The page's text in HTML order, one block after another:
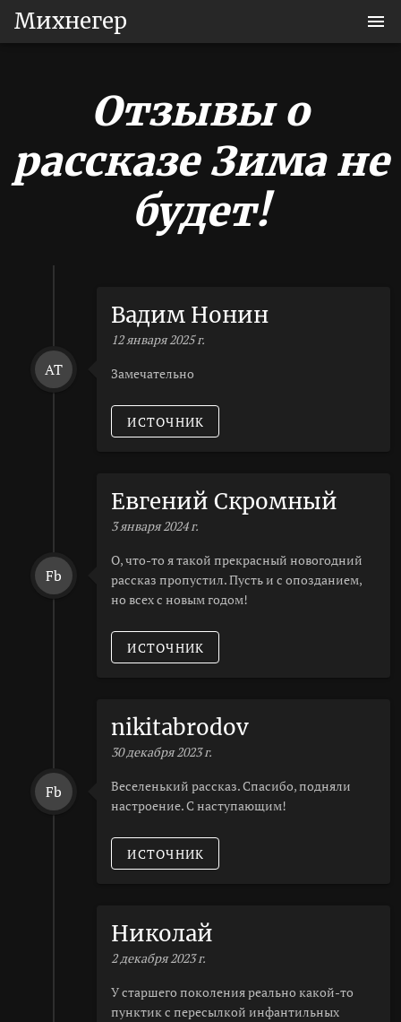
Михнегер
Отзывы о
рассказе Зима не
будет!
Вадим Нонин
12 января 2025 г.
Замечательно
ИСТОЧНИК
AT
Евгений Скромный
3 января 2024 г.
О, что-то я такой прекрасный новогодний
рассказ пропустил. Пусть и с опозданием,
но всех с новым годом!
ИСТОЧНИК
Fb
nikitabrodov
30 декабря 2023 г.
Веселенький рассказ. Спасибо, подняли
настроение. С наступающим!
ИСТОЧНИК
Fb
Николай
2 декабря 2023 г.
У старшего поколения реально какой-то
пунктик с пересылкой инфантильных